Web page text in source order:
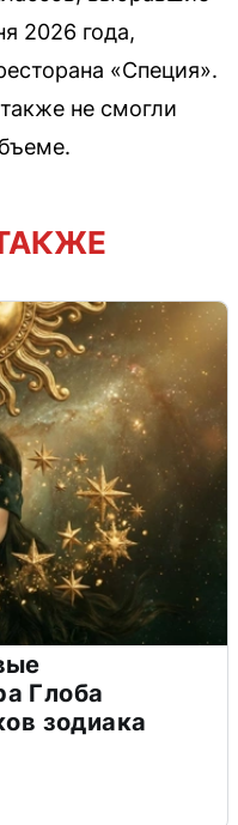
2026 года,
«Специя».
не смогли
Глоба
зодиака